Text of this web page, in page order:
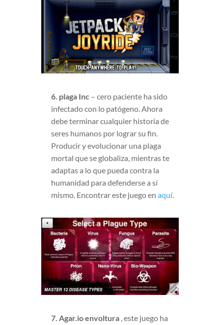
6. plaga Inc – cero paciente ha sido
infectado con lo patógeno. Ahora
debe terminar cualquier historia de
seres humanos por lograr su fin.
Producir y evolucionar una plaga
mortal que se globaliza, mientras te
adaptas a lo que pueda contra la
humanidad para defenderse a sí
mismo. Encontrar este juego en aquí.
7. Agar.io envoltura , este juego ha